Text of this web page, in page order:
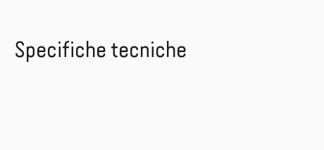
Specifiche tecniche